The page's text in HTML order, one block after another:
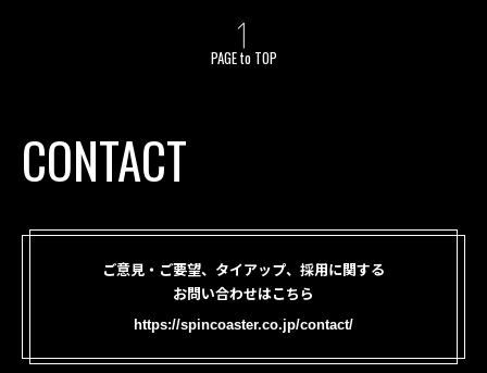
PAGE to TOP
CONTACT
ご意見・ご要望、タイアップ、採用に関する
お問い合わせはこちら
https://spincoaster.co.jp/contact/